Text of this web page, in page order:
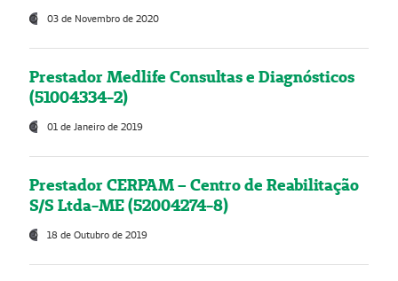
03 de Novembro de 2020
Prestador Medlife Consultas e Diagnósticos
(51004334-2)
01 de Janeiro de 2019
Prestador CERPAM – Centro de Reabilitação
S/S Ltda-ME (52004274-8)
18 de Outubro de 2019